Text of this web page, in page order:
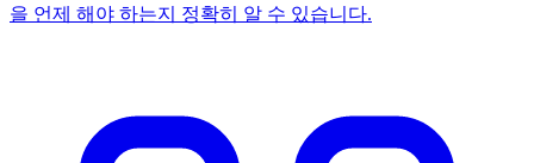
을 언제 해야 하는지 정확히 알 수 있습니다.